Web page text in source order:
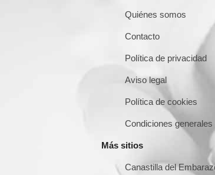
Quiénes somos
Contacto
Política de privacidad
Aviso legal
Política de cookies
Condiciones generales
Más sitios
Canastilla del